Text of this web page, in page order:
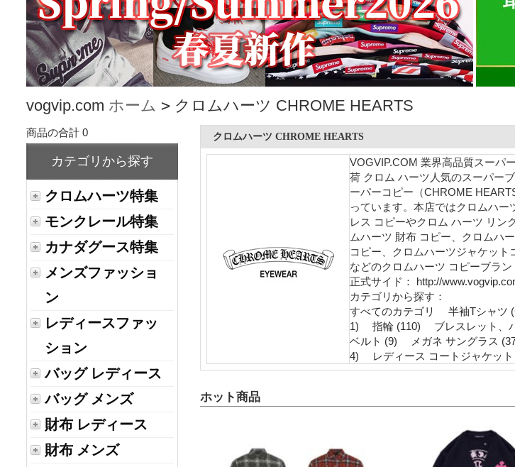
vogvip.com ホーム > クロムハーツ CHROME HEARTS
商品の合計 0
カテゴリから探す
クロムハーツ特集
モンクレール特集
カナダグース特集
メンズファッショ
ン
レディースファッ
ション
バッグ レディース
バッグ メンズ
財布 レディース
財布 メンズ
クロムハーツ CHROME HEARTS
VOGVIP.COM 業界高品質スーパ
荷 クロム ハーツ人気のスーパー
ーパーコピー（CHROME
っています。本店ではクロムハ
レス コピーやクロム ハーツ リン
ムハーツ 財布 コピー、クロムハ
コピー、クロムハーツジャケッ
などのクロムハーツ コピーブラ
正式サイド： http://
カテゴリから探す：
すべてのカテゴリ
半袖Tシャツ
1)
指輪 (110) ブレスレット、
ベルト (9)
メガネ サングラス
4)
レディース コートジャケッ
ホット商品